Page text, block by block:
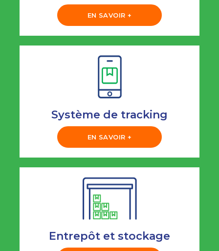
EN SAVOIR +
Système de tracking
EN SAVOIR +
Entrepôt et stockage